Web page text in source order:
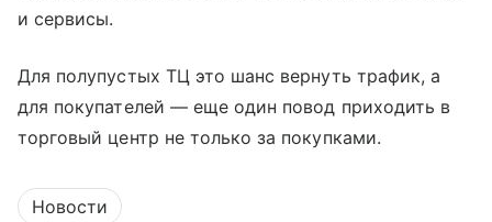
и сервисы.
Для полупустых ТЦ это шанс вернуть трафик, а
для покупателей — еще один повод приходить в
торговый центр не только за покупками.
Новости